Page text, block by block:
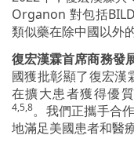
Organon 對包括
類似藥在除中國以外
復宏漢霖首席商務發
國獲批彰顯了復宏
在擴大患者獲得優
4,5,8。我們正攜手合
地滿足美國患者和醫